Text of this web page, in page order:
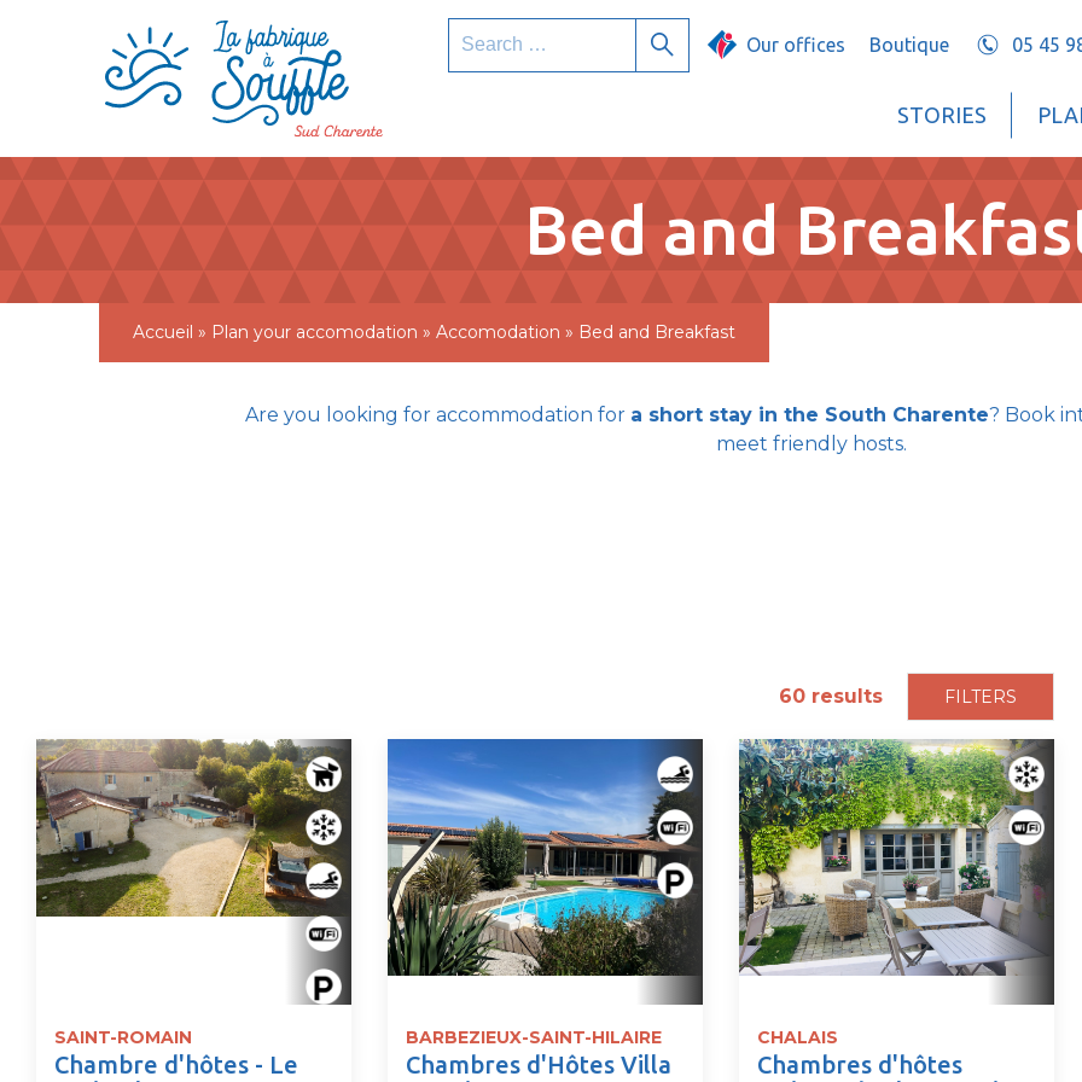
STORIES
Search Our offices Boutique 05 45
Bed and
Accueil » Plan your accomodation » Accomodation » Bed and Breakfast
Are you looking for accommodation for a short stay in the South Charente? Book
meet friendly hosts.
60results FILTERS
SAINT-ROMAIN
Chambre d'hôtes - Le
BARBEZIEUX-SAINT-HILAIRE
Chambres d'Hôtes Villa
CHALAIS
Chambres d'hôtes